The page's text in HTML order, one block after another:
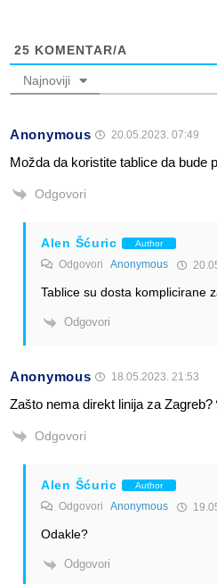
25 KOMENTAR/A
Najnoviji
Anonymous 20.05.2023. 07:49
Možda da koristite tablice da bude
Odgovori
Alen Šćuric Author
Odgovori Anonymous
Tablice su dosta komplicirane
Odgovori
Anonymous 18.05.2023. 21:53
Zašto nema direkt linija za Zagreb?
Odgovori
Alen Šćuric Author
Odgovori Anonymous
Odakle?
Odgovori